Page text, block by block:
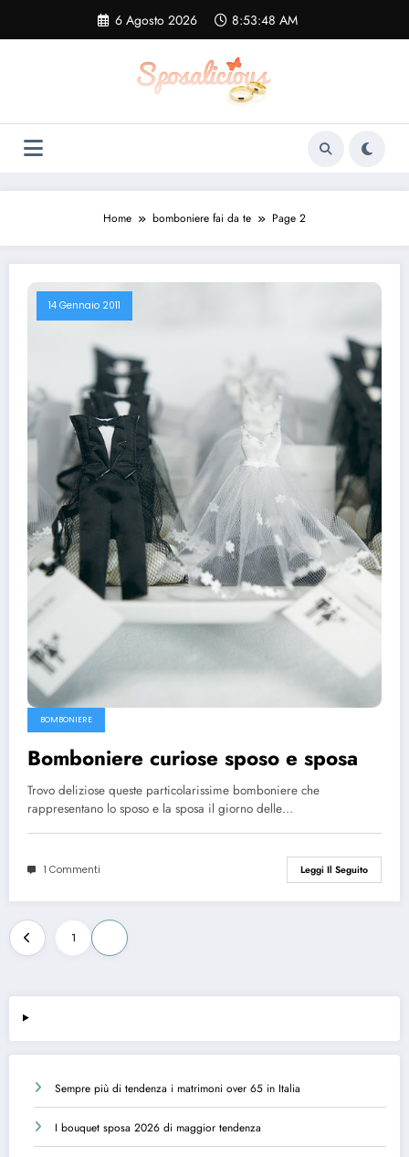
contenuto
6 Agosto 2026 8:53:48 AM
Home bomboniere fai da te Page 2
14 Gennaio 2011
BOMBONIERE
Bomboniere curiose sposo e sposa
Trovo deliziose queste particolarissime bomboniere che
rappresentano lo sposo e la sposa il giorno delle…
1 Commenti Leggi Il Seguito
Paginazione
degli
articoli
1
Sempre più di tendenza i matrimoni over 65 in Italia
I bouquet sposa 2026 di maggior tendenza